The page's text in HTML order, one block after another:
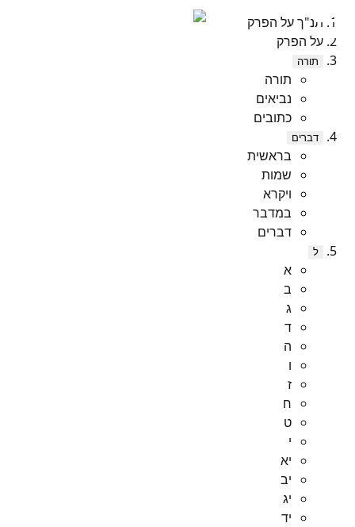
תנ"ך על הפרק
על הפרק
תורה
תורה
נביאים
כתובים
דברים
בראשית
שמות
ויקרא
במדבר
דברים
ל
א
ב
ג
ד
ה
ו
ז
ח
ט
י
יא
יב
יג
יד